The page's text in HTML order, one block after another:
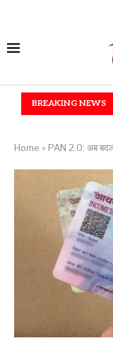
BREAKING NEWS
एवं आरुग सम्मान... IGKV में
Home » PAN 2.0: अब बदल